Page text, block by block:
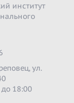
институт
ул.
18:00